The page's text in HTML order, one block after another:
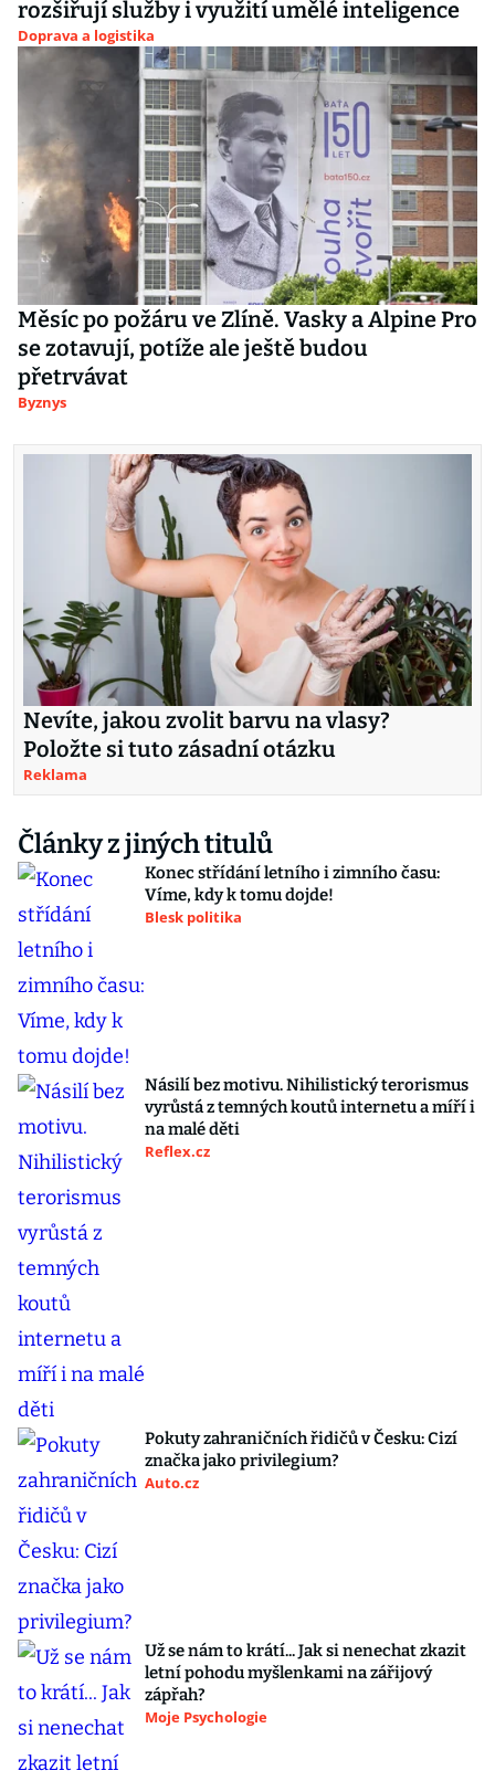
rozšiřují služby i využití umělé inteligence
Doprava a logistika
Měsíc po požáru ve Zlíně. Vasky a Alpine Pro
se zotavují, potíže ale ještě budou
přetrvávat
Byznys
Nevíte, jakou zvolit barvu na vlasy?
Položte si tuto zásadní otázku
Reklama
Články z jiných titulů
Konec střídání letního i zimního času:
Víme, kdy k tomu dojde!
Blesk politika
Násilí bez motivu. Nihilistický terorismus
vyrůstá z temných koutů internetu a míří i
na malé děti
Reflex.cz
Pokuty zahraničních řidičů v Česku: Cizí
značka jako privilegium?
Auto.cz
Už se nám to krátí... Jak si nenechat zkazit
letní pohodu myšlenkami na zářijový
zápřah?
Moje Psychologie